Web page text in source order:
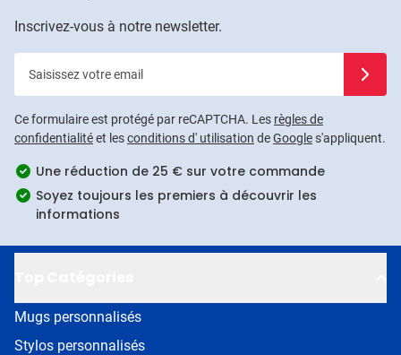
Inscrivez-vous à notre newsletter.
Ce formulaire est protégé par reCAPTCHA. Les règles de
confidentialitéet lesconditions d' utilisation deGoogles'appliquent.
Une réduction de 25 € sur votre commande
Soyez toujours les premiers à découvrir les
informations
Mugs personnalisés
Stylos personnalisés